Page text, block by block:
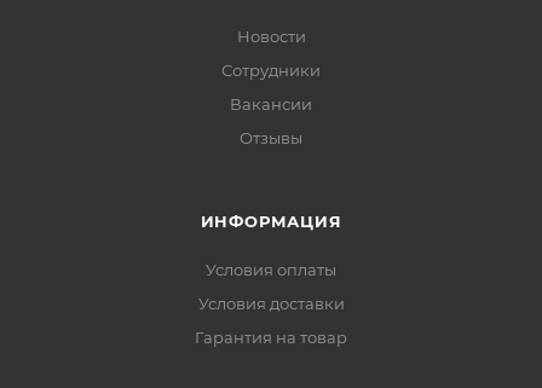
Новости
Сотрудники
Вакансии
Отзывы
ИНФОРМАЦИЯ
Условия оплаты
Условия доставки
Гарантия на товар